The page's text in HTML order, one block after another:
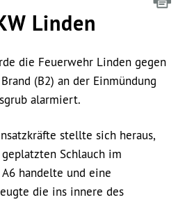
Linden
die Feuerwehr Linden gegen
(B2) an der Einmündung
alarmiert.
stellte sich heraus,
Schlauch im
handelte und eine
die ins innere des